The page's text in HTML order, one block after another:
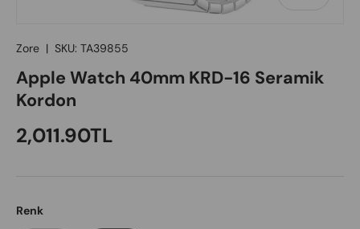
Zore | SKU: TA39855
Apple Watch 40mm KRD-16 Seramik
Kordon
Regular price
2,011.90TL
Renk